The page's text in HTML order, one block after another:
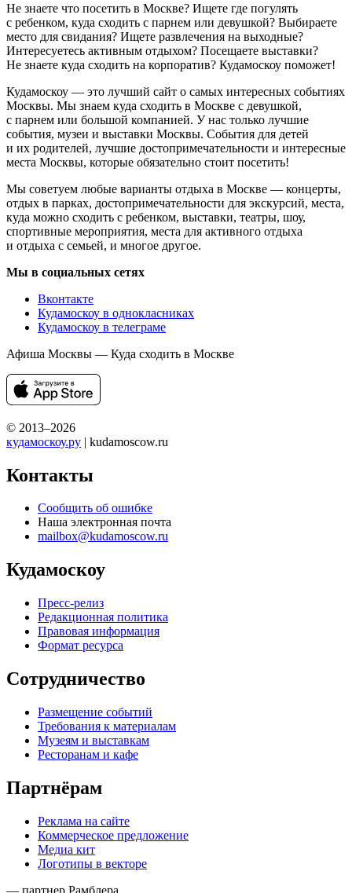
Не знаете что посетить в Москве? Ищете где погулять
с ребенком, куда сходить с парнем или девушкой? Выбираете
место для свидания? Ищете развлечения на выходные?
Интересуетесь активным отдыхом? Посещаете выставки?
Не знаете куда сходить на корпоратив? Кудамоскоу поможет!
Кудамоскоу — это лучший сайт о самых интересных событиях
Москвы. Мы знаем куда сходить в Москве с девушкой,
с парнем или большой компанией. У нас только лучшие
события, музеи и выставки Москвы. События для детей
и их родителей, лучшие достопримечательности и интересные
места Москвы, которые обязательно стоит посетить!
Мы советуем любые варианты отдыха в Москве — концерты,
отдых в парках, достопримечательности для экскурсий, места,
куда можно сходить с ребенком, выставки, театры, шоу,
спортивные мероприятия, места для активного отдыха
и отдыха с семьей, и многое другое.
Мы в социальных сетях
Вконтакте
Кудамоскоу в однокласниках
Кудамоскоу в телеграме
Афиша Москвы — Куда сходить в Москве
© 2013–2026
кудамоскоу.ру | kudamoscow.ru
Контакты
Сообщить об ошибке
Наша электронная почта
mailbox@kudamoscow.ru
Кудамоскоу
Пресс-релиз
Редакционная политика
Правовая информация
Формат ресурса
Сотрудничество
Размещение событий
Требования к материалам
Музеям и выставкам
Ресторанам и кафе
Партнёрам
Реклама на сайте
Коммерческое предложение
Медиа кит
Логотипы в векторе
— партнер Рамблера